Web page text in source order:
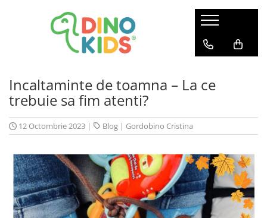
Suport clienti
Politica de Retur
Livrare internationala
Formular de retur
Incaltaminte de toamna – La ce
trebuie sa fim atenti?
12 Octombrie 2023 | Blog | Gordobino Cristina